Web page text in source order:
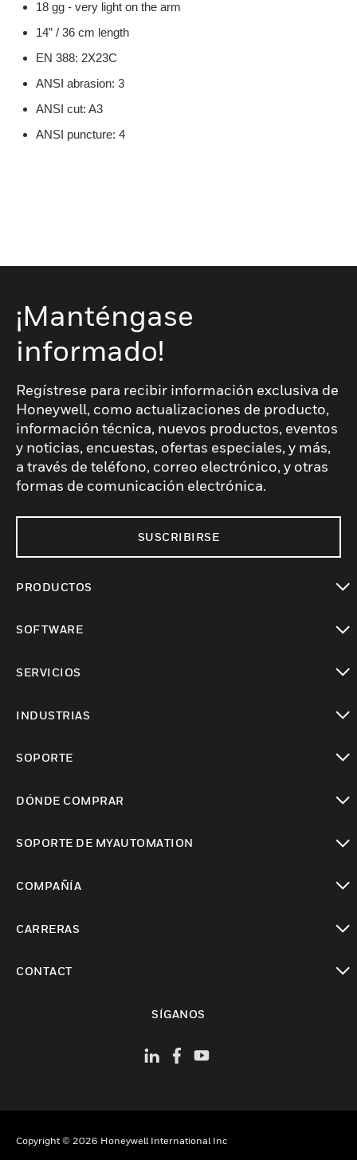
18 gg - very light on the arm
14” / 36 cm length
EN 388: 2X23C
ANSI abrasion: 3
ANSI cut: A3
ANSI puncture: 4
¡Manténgase
informado!
Regístrese para recibir información exclusiva de
Honeywell, como actualizaciones de producto,
información técnica, nuevos productos, eventos
y noticias, encuestas, ofertas especiales, y más,
a través de teléfono, correo electrónico, y otras
formas de comunicación electrónica.
SUSCRIBIRSE
PRODUCTOS
SOFTWARE
SERVICIOS
INDUSTRIAS
SOPORTE
DÓNDE COMPRAR
SOPORTE DE MYAUTOMATION
COMPAÑÍA
CARRERAS
CONTACT
SÍGANOS
Copyright © 2026 Honeywell International Inc